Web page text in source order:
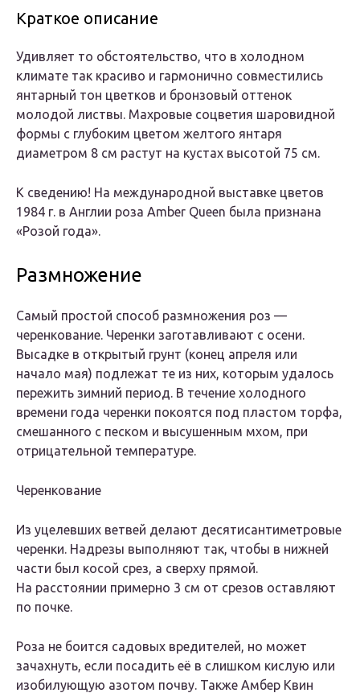
Краткое описание
Удивляет то обстоятельство, что в холодном
климате так красиво и гармонично совместились
янтарный тон цветков и бронзовый оттенок
молодой листвы. Махровые соцветия шаровидной
формы с глубоким цветом желтого янтаря
диаметром 8 см растут на кустах высотой 75 см.
К сведению! На международной выставке цветов
1984 г. в Англии роза Amber Queen была признана
«Розой года».
Размножение
Самый простой способ размножения роз —
черенкование. Черенки заготавливают с осени.
Высадке в открытый грунт (конец апреля или
начало мая) подлежат те из них, которым удалось
пережить зимний период. В течение холодного
времени года черенки покоятся под пластом торфа,
смешанного с песком и высушенным мхом, при
отрицательной температуре.
Черенкование
Из уцелевших ветвей делают десятисантиметровые
черенки. Надрезы выполняют так, чтобы в нижней
части был косой срез, а сверху прямой.
На расстоянии примерно 3 см от срезов оставляют
по почке.
Роза не боится садовых вредителей, но может
зачахнуть, если посадить её в слишком кислую или
изобилующую азотом почву. Также Амбер Квин